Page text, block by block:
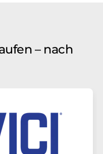
– nach